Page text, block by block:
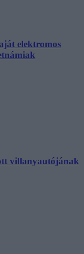
elektromos
villanyautójának